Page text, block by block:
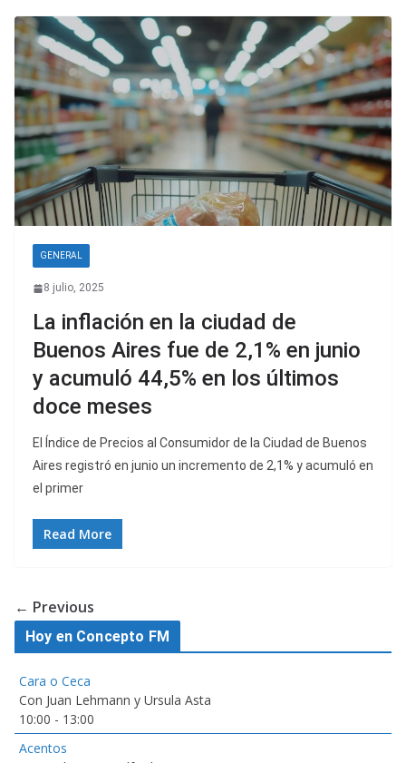
GENERAL
8 julio, 2025
La inflación en la ciudad de
Buenos Aires fue de 2,1% en junio
y acumuló 44,5% en los últimos
doce meses
El Índice de Precios al Consumidor de la Ciudad de Buenos
Aires registró en junio un incremento de 2,1% y acumuló en
el primer
Read More
← Previous
Hoy en Concepto FM
Cara o Ceca
Con Juan Lehmann y Ursula Asta
10:00 - 13:00
Acentos